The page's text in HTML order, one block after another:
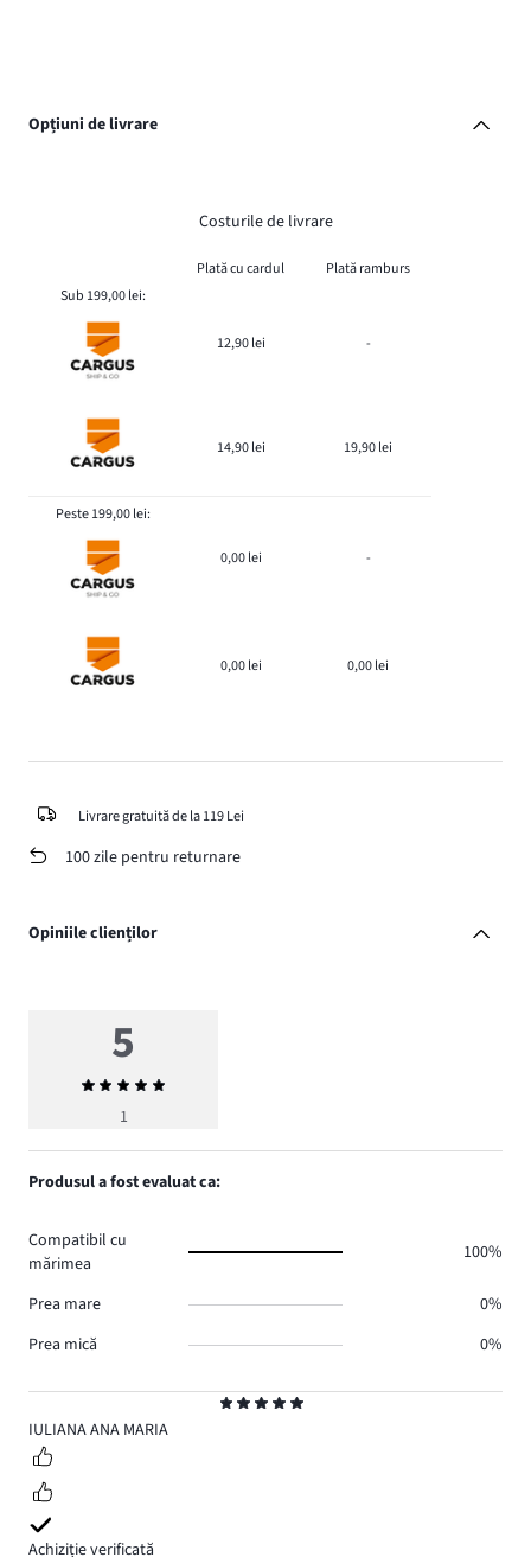
Opțiuni de livrare
Costurile de livrare
Plată cu cardul
Plată ramburs
Sub 199,00 lei:
12,90 lei -
14,90 lei 19,90 lei
Peste 199,00 lei:
0,00 lei -
0,00 lei 0,00 lei
Livrare gratuită de la 119 Lei
100 zile pentru returnare
Opiniile clienților
5
IULIANA ANA MARIA
Achiziție verificată
5
Evaluarea
medie
1
Produsul a fost evaluat ca:
Compatibil cu
mărimea
100%
Prea mare
0%
Prea mică
0%